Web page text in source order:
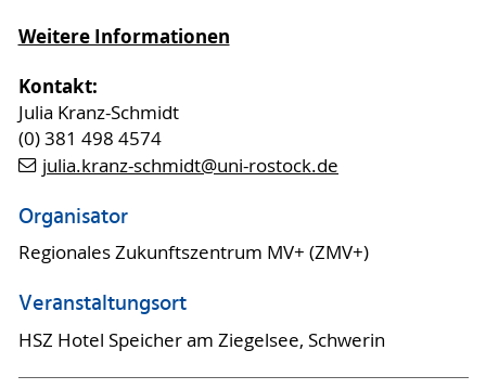
Weitere Informationen
Kontakt:
Julia Kranz-Schmidt
(0) 381 498 4574
julia.kranz-schmidt@uni-rostock.de
Organisator
Regionales Zukunftszentrum MV+ (ZMV+)
Veranstaltungsort
HSZ Hotel Speicher am Ziegelsee, Schwerin